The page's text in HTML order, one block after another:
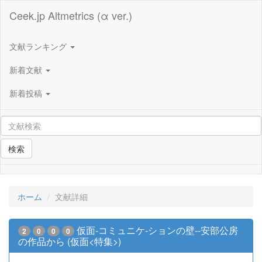
Ceek.jp Altmetrics (α ver.)
文献ランキング
新着文献
新着投稿
検索
ホーム 文献詳細
2 0 0 0
仮面-コミュニケ-ションの壁--安部公房
の作品から (仮面<特集>)